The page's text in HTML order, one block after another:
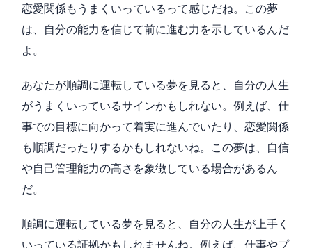
恋愛関係もうまくいっているって感じだね。この夢
は、自分の能力を信じて前に進む力を示しているんだ
よ。
あなたが順調に運転している夢を見ると、自分の人生
がうまくいっているサインかもしれない。例えば、仕
事での目標に向かって着実に進んでいたり、恋愛関係
も順調だったりするかもしれないね。この夢は、自信
や自己管理能力の高さを象徴している場合があるん
だ。
順調に運転している夢を見ると、自分の人生が上手く
いっている証拠かもしれませんね。例えば、仕事やプ